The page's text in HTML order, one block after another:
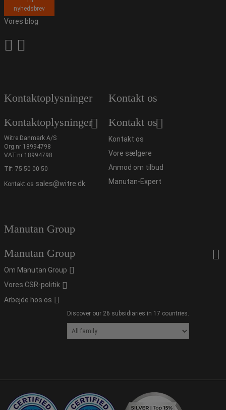
nyhedsbrev
Vores blog
Kontaktoplysninger
Kontaktoplysninger
Witre Danmark A/S
Org.nr 18994798
VAT.nr 18994798
Tlf: 75 50 00 50
Kontakt os sales@witre.dk
Kontakt os
Kontakt os
Kontakt os
Vore sælgere
Anmod om tilbud
Manutan-Expert
Manutan Group
Manutan Group
Om Manutan Group
Vores CSR-politik
Arbejde hos os
Discover our 26 subsidiaries in 17 countries.